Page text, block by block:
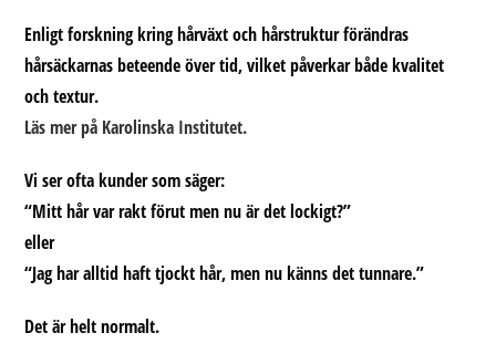
Enligt forskning kring hårväxt och hårstruktur förändras
hårsäckarnas beteende över tid, vilket påverkar både kvalitet
och textur.
Läs mer på Karolinska Institutet.
Vi ser ofta kunder som säger:
“Mitt hår var rakt förut men nu är det lockigt?”
eller
“Jag har alltid haft tjockt hår, men nu känns det tunnare.”
Det är helt normalt.